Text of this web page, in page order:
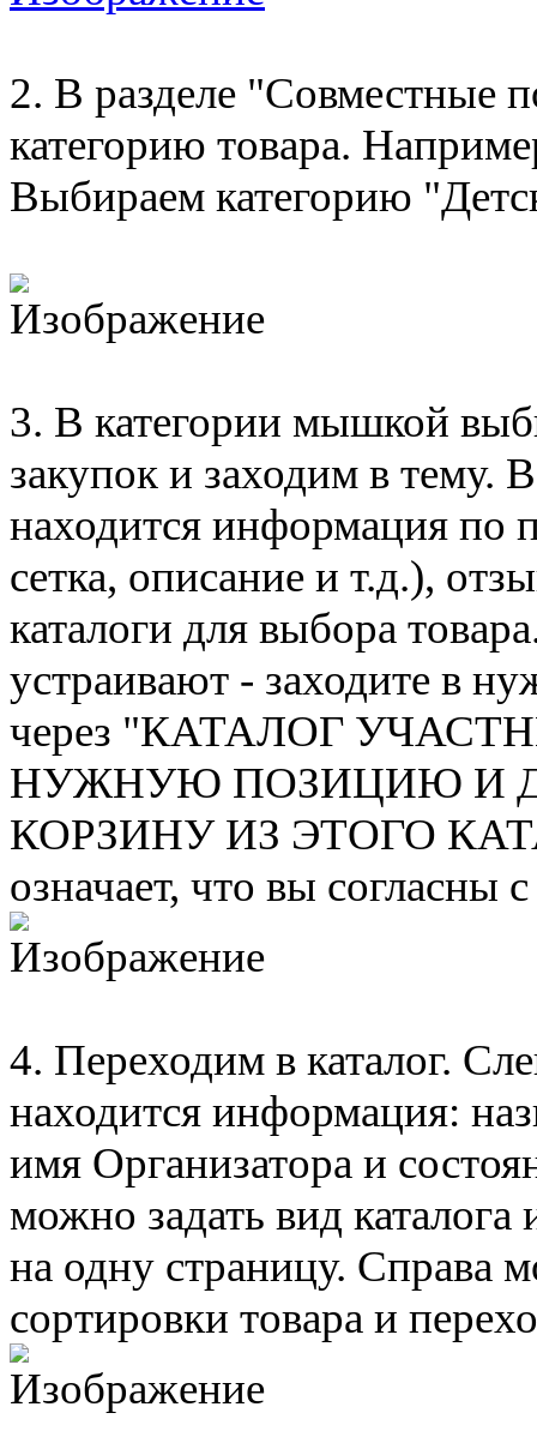
2. В разделе "Совместные
категорию товара.
Выбираем категорию
3. В категории мышкой
закупок и заходим в тему.
находится информация по
сетка, описание и т.д.),
каталоги для выбора
устраивают - заходите в
через "КАТАЛОГ
НУЖНУЮ ПОЗИЦИЮ И
КОРЗИНУ ИЗ ЭТОГО
означает, что вы согласны
4. Переходим в каталог.
находится информация:
имя Организатора и
можно задать вид
на одну страницу. Справа
сортировки товара и